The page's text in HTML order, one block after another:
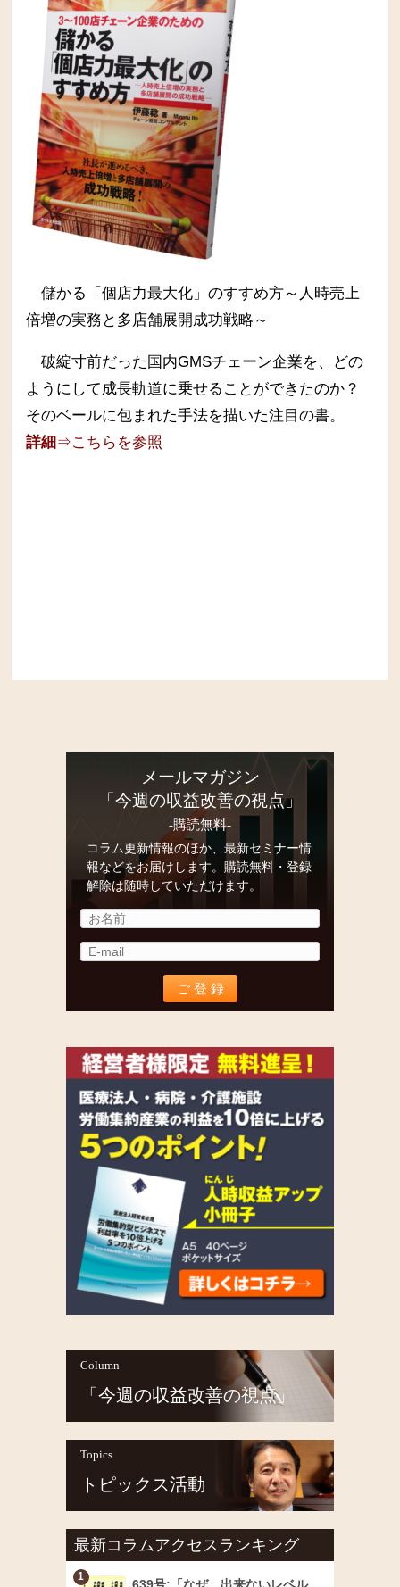
儲かる「個店力最大化」のすすめ方～人時売上
倍増の実務と多店舗展開成功戦略～
破綻寸前だった国内GMSチェーン企業を、どの
ようにして成長軌道に乗せることができたのか？
そのベールに包まれた手法を描いた注目の書。
詳細 ⇒こちらを参照
メールマガジン
「今週の収益改善の視点」
-購読無料-
コラム更新情報のほか、最新セミナー情
報などをお届けします。購読無料・登録
解除は随時していただけます。
Column
「今週の収益改善の視点」
Topics
トピックス活動
最新コラムアクセスランキング